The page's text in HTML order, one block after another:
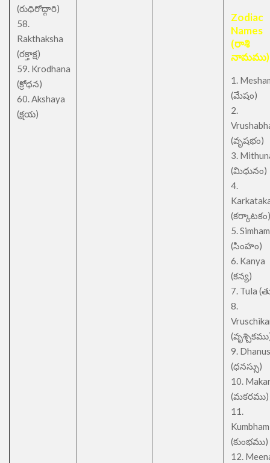
(రుధిరోద్గారి)
58.
Rakthaksha
(రక్తాక్ష)
59. Krodhana
(క్రోధన)
60. Akshaya
(క్షయ)
Zodiac
Names
(రాశి
నామము)
1.
(మేషం)
2.
(వృషభం)
3.
(మిధునం)
4.
(కర్కాటకం)
5. Simham
(సింహం)
6. Kanya
(కన్య)
7. Tula
8.
9.
(ధనస్సు)
10.
(మకరము)
11.
Kumbham
(కుంభము)
12.